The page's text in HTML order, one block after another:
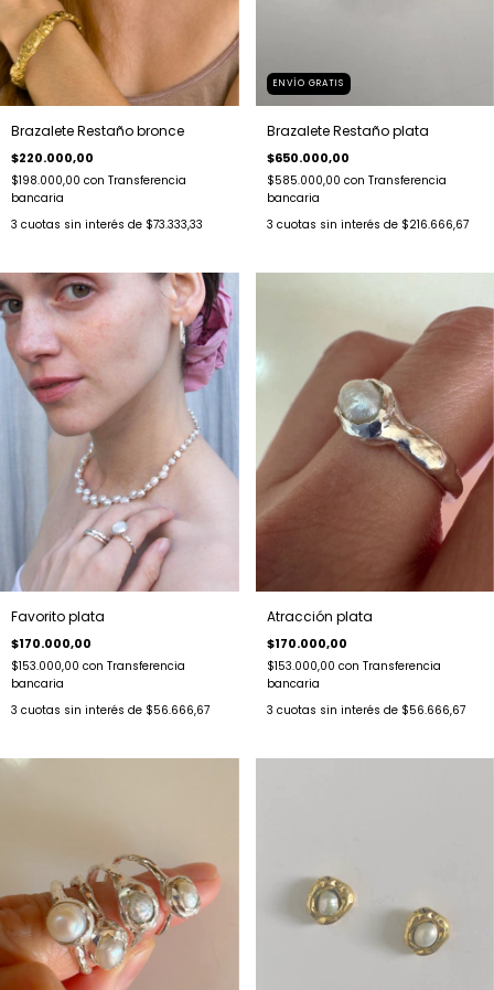
Brazalete Restaño bronce
$220.000,00
$198.000,00 con Transferencia
bancaria
3 cuotas sin interés de $73.333,33
ENVÍO GRATIS
Brazalete Restaño plata
$650.000,00
$585.000,00 con Transferencia
bancaria
3 cuotas sin interés de $216.666,67
Favorito plata
$170.000,00
$153.000,00 con Transferencia
bancaria
3 cuotas sin interés de $56.666,67
Atracción plata
$170.000,00
$153.000,00 con Transferencia
bancaria
3 cuotas sin interés de $56.666,67